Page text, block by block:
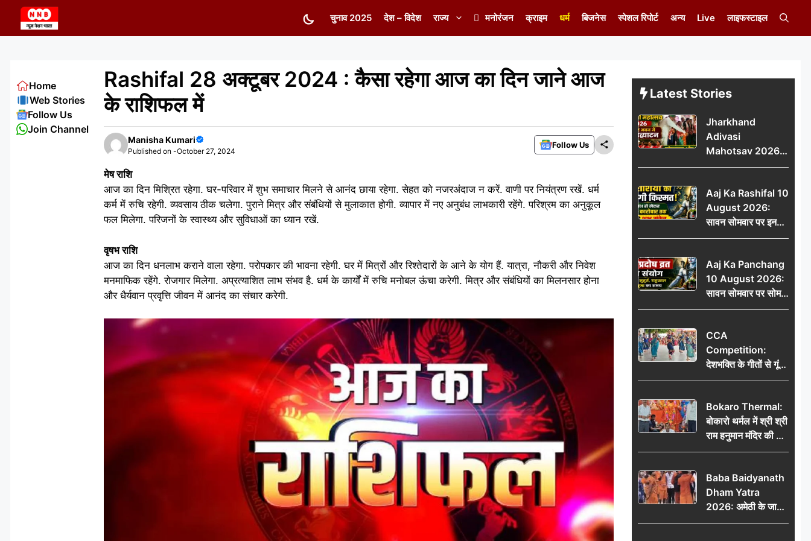
content
चुनाव 2025 देश – विदेश राज्य मनोरंजन क्राइम धर्म बिजनेस स्पेशल रिपोर्ट अन्य Live लाइफस्टाइल
Rashifal 28 अक्टूबर 2024 : कैसा रहेगा आज का दिन जाने आज
के राशिफल में
Manisha Kumari
Published on -October 27, 2024
Follow Us
मेष राशि
आज का दिन मिश्रित रहेगा. घर-परिवार में शुभ समाचार मिलने से आनंद छाया रहेगा. सेहत को नजरअंदाज न करें. वाणी पर नियंत्रण रखें. धर्म
कर्म में रुचि रहेगी. व्यवसाय ठीक चलेगा. पुराने मित्र और संबंधियों से मुलाकात होगी. व्यापार में नए अनुबंध लाभकारी रहेंगे. परिश्रम का अनुकूल
फल मिलेगा. परिजनों के स्वास्थ्य और सुविधाओं का ध्यान रखें.
वृषभ राशि
आज का दिन धनलाभ कराने वाला रहेगा. परोपकार की भावना रहेगी. घर में मित्रों और रिश्तेदारों के आने के योग हैं. यात्रा, नौकरी और निवेश
मनमाफिक रहेंगे. रोजगार‍ मिलेगा. अप्रत्याशित लाभ संभव है. धर्म के कार्यों में रुचि मनोबल ऊंचा करेगी. मित्र और संबंधियों का मिलनसार होना
और धैर्यवान प्रवृत्ति जीवन में आनंद का संचार करेगी.
Home
Web Stories
Follow Us
Join Channel
Latest Stories
Jharkhand
Adivasi
Mahotsav 2026
का नगर भवन में भव्य
पारंपरिक प्रस्तुतियों ने
मोहा मन
Aaj Ka Rashifal 10
August 2026:
सावन सोमवार पर इन
राशियों की चमकेगी
लेकर नौकरी-कारोबार
तक मिलेंगे शुभ संकेत
Aaj Ka Panchang
10 August 2026:
सावन सोमवार पर सोम
प्रदोष व्रत का संयोग,
और पूजा का समय
CCA
Competition:
देशभक्ति के गीतों से गूंजा
डीएवी कथारा, लोक
बांधा समां
Bokaro Thermal:
बोकारो थर्मल में श्री श्री
राम हनुमान मंदिर की नई
कमेटी गठित, बाबूलाल
Baba Baidyanath
Dham Yatra
2026: अमेठी के जायस
से बाबा बैद्यनाथ धाम के